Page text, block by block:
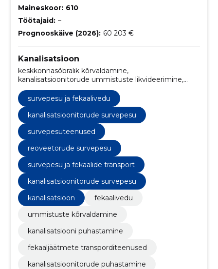
Maineskoor: 610
Töötajaid: –
Prognooskäive (2026): 60 203 €
Kanalisatsioon
keskkonnasõbralik kõrvaldamine,
kanalisatsioonitorude ummistuste likvideerimine,
puhastamine, fekaalide transport, survepesu ja
fekaalide transport, kanalisatsioonitorude survepesu,
ummistuste eemaldamine, ennetav pesu,
kanalisatsioonitorude puhastamine
survepesu ja fekaalivedu
kanalisatsioonitorude survepesu
survepesuteenused
reoveetorude survepesu
survepesu ja fekaalide transport
kanalisatsioonitorude survepesu
kanalisatsioon
fekaalivedu
ummistuste kõrvaldamine
kanalisatsiooni puhastamine
fekaaljäätmete transporditeenused
kanalisatsioonitorude puhastamine